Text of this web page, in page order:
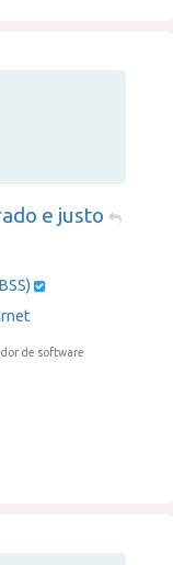
e justo
de software